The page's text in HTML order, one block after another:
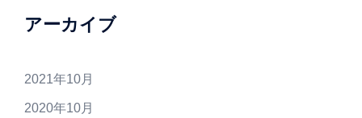
アーカイブ
2021年10月
2020年10月